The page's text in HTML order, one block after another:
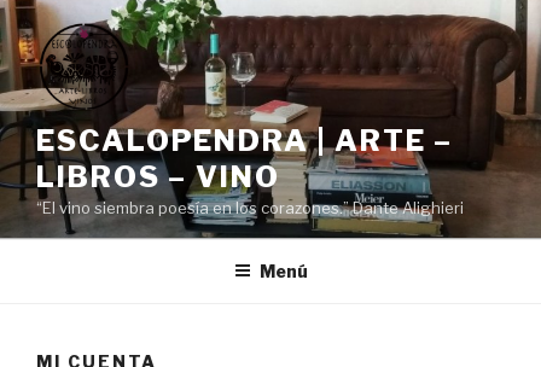
Saltar
al
contenido
ESCALOPENDRA | ARTE –
LIBROS – VINO
“El vino siembra poesía en los corazones.” Dante Alighieri
Menú
MI CUENTA